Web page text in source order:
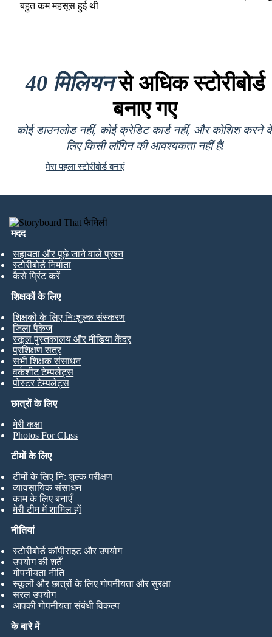
बहुत कम महसूस हुई थी
40 मिलियनसे अधिक स्टोरीबोर्ड
बनाए गए
कोई डाउनलोड नहीं, कोई क्रेडिट कार्ड नहीं, और कोशिश करने
लिए किसी लॉगिन की आवश्यकता नहीं है!
मेरा पहला स्टोरीबोर्ड बनाएं
मदद
सहायता और पूछे जाने वाले प्रश्न
स्टोरीबोर्ड निर्माता
कैसे प्रिंट करें
छात्रों के लिए
मेरी कक्षा
Photos For Class
शिक्षकों के लिए
शिक्षकों के लिए निःशुल्क संस्करण
जिला पैकेज
स्कूल पुस्तकालय और मीडिया केंद्र
प्रशिक्षण सत्र
सभी शिक्षक संसाधन
वर्कशीट टेम्पलेट्स
पोस्टर टेम्पलेट्स
टीमों के लिए
टीमों के लिए नि: शुल्क परीक्षण
व्यावसायिक संसाधन
काम के लिए बनाएँ
मेरी टीम में शामिल हों
के बारे में
नीतियां
स्टोरीबोर्ड कॉपीराइट और उपयोग
उपयोग की शर्तें
गोपनीयता नीति
स्कूलों और छात्रों के लिए गोपनीयता और सुरक्षा
सरल उपयोग
आपकी गोपनीयता संबंधी विकल्प